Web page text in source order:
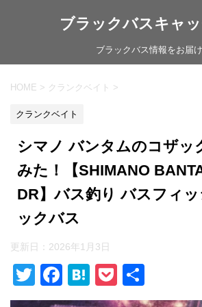
ブラックバスキャ
ブラックバス情報をお届け
HOME > クランクベイト >
クランクベイト
シマノ バンタムのコザッ
みた！【SHIMANO
DR】バス釣り バスフィ
ックバス
更新日： 2026年1月3日
T
wi
F
a
H
at
P
o
有